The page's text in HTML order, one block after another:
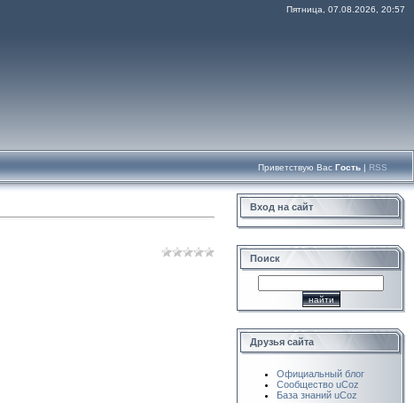
Пятница, 07.08.2026, 20:57
Приветствую Вас Гость | RSS
Вход на сайт
Поиск
Друзья сайта
Официальный блог
Сообщество uCoz
База знаний uCoz